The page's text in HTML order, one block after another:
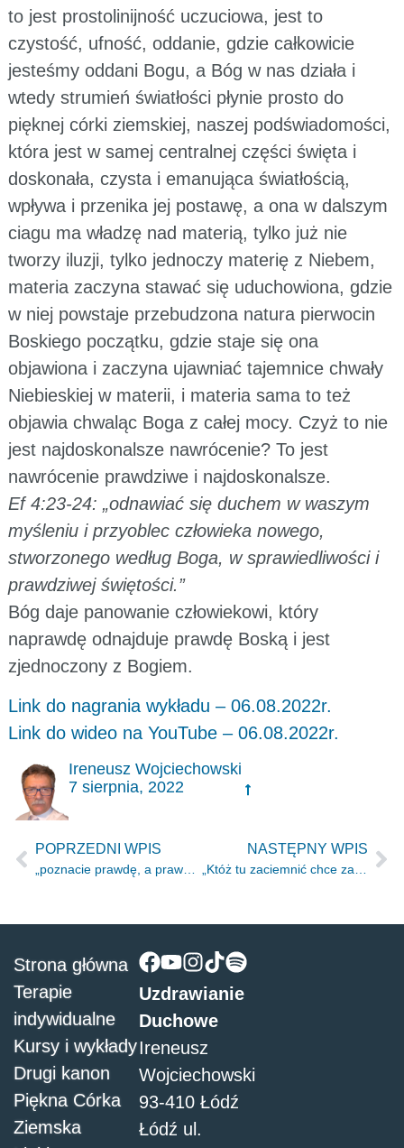
to jest prostolinijność uczuciowa, jest to
czystość, ufność, oddanie, gdzie całkowicie
jesteśmy oddani Bogu, a Bóg w nas działa i
wtedy strumień światłości płynie prosto do
pięknej córki ziemskiej, naszej podświadomości,
która jest w samej centralnej części święta i
doskonała, czysta i emanująca światłością,
wpływa i przenika jej postawę, a ona w dalszym
ciagu ma władzę nad materią, tylko już nie
tworzy iluzji, tylko jednoczy materię z Niebem,
materia zaczyna stawać się uduchowiona, gdzie
w niej powstaje przebudzona natura pierwocin
Boskiego początku, gdzie staje się ona
objawiona i zaczyna ujawniać tajemnice chwały
Niebieskiej w materii, i materia sama to też
objawia chwaląc Boga z całej mocy. Czyż to nie
jest najdoskonalsze nawrócenie? To jest
nawrócenie prawdziwe i najdoskonalsze.
Ef 4:23-24: „odnawiać się duchem w waszym
myśleniu i przyoblec człowieka nowego,
stworzonego według Boga, w sprawiedliwości i
prawdziwej świętości.”
Bóg daje panowanie człowiekowi, który
naprawdę odnajduje prawdę Boską i jest
zjednoczony z Bogiem.
Link do nagrania wykładu – 06.08.2022r.
Link do wideo na YouTube – 06.08.2022r.
Ireneusz Wojciechowski
7 sierpnia, 2022
POPRZEDNI WPIS
„poznacie prawdę, a prawda was wyzwoli.” J 8.32
NASTĘPNY WPIS
Uzdrawianie
Duchowe
Ireneusz
Wojciechowski
93-410 Łódź
Łódź ul.
Strona główna
Terapie
indywidualne
Kursy i wykłady
Drugi kanon
Piękna Córka
Ziemska